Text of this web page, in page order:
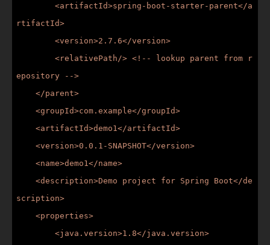
<artifactId>spring-boot-starter-parent</a
rtifactId>
<version>2.7.6</version>
<relativePath/> <!-- lookup parent from r
epository -->
</parent>
<groupId>com.example</groupId>
<artifactId>demo1</artifactId>
<version>0.0.1-SNAPSHOT</version>
<name>demo1</name>
<description>Demo project for Spring Boot</de
scription>
<properties>
<java.version>1.8</java.version>